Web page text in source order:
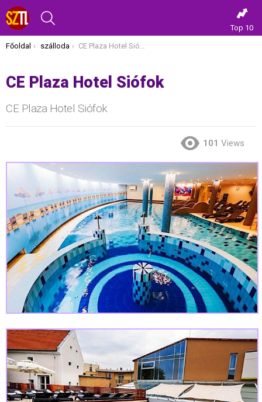
Top 10
Itt vagy most:
Főoldal szálloda CE Plaza Hotel Siófok
CE Plaza Hotel Siófok
CE Plaza Hotel Siófok
101 Views